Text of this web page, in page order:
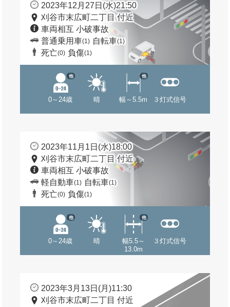
2023年12月27日(水)21:50
刈谷市末広町二丁目 付近
車両相互 小破事故
普通乗用車(1) 自転車(1)
死亡(0) 負傷(1)
0～24歳
他
晴 幅～5.5m
他
３灯式信号
2023年11月1日(水)18:00
刈谷市末広町二丁目 付近
車両相互 小破事故
軽自動車(1) 自転車(1)
死亡(0) 負傷(1)
0～24歳
他
晴
幅5.5～
13.0m
他
３灯式信号
2023年3月13日(月)11:30
刈谷市末広町二丁目 付近